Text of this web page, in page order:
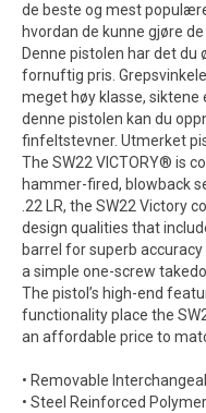
de beste og mest
hvordan de kunne gjøre
Denne pistolen har det du
fornuftig pris.
meget høy klasse, siktene
denne pistolen kan du
finfeltstevner. Utmerket
The SW22 VICTORY® is
hammer-fired, blowback
.22 LR, the SW22 Victory
design qualities that
barrel for superb
a simple one-screw
The pistol’s high-end
functionality place the
an affordable price to
• Removable
• Steel Reinforced